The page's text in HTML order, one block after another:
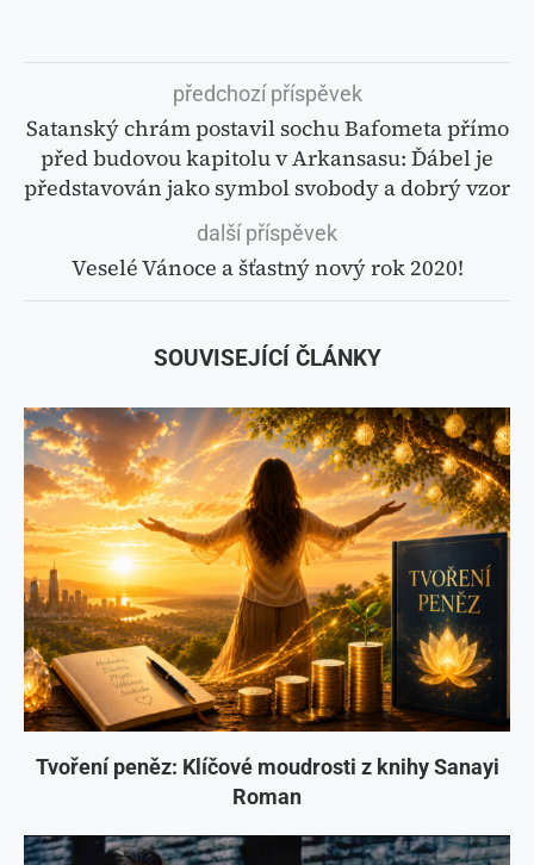
předchozí příspěvek
Satanský chrám postavil sochu Bafometa přímo
před budovou kapitolu v Arkansasu: Ďábel je
představován jako symbol svobody a dobrý vzor
další příspěvek
Veselé Vánoce a šťastný nový rok 2020!
SOUVISEJÍCÍ ČLÁNKY
Tvoření peněz: Klíčové moudrosti z knihy Sanayi
Roman